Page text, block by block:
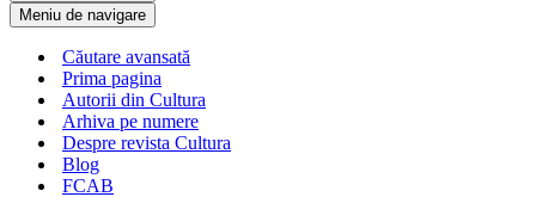
Meniu de navigare
Căutare avansată
Prima pagina
Autorii din Cultura
Arhiva pe numere
Despre revista Cultura
Blog
FCAB